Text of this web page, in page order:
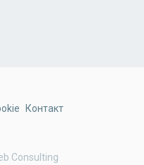
Consulting
Контакт